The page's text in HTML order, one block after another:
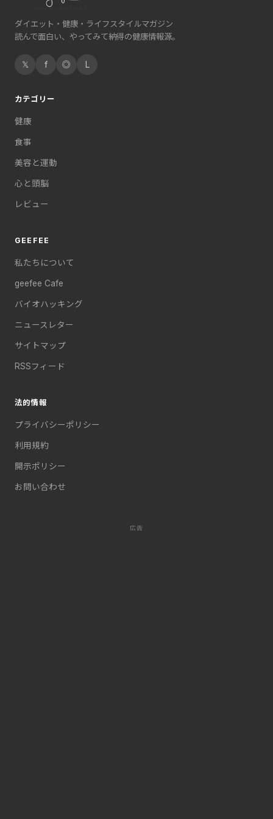
ダイエット・健康・ライフスタイルマガジン
読んで面白い、やってみて納得の健康情報源。
𝕏 f ◎ L
カテゴリー
健康
食事
美容と運動
心と頭脳
レビュー
GEEFEE
私たちについて
geefee Cafe
バイオハッキング
ニュースレター
サイトマップ
RSSフィード
法的情報
プライバシーポリシー
利用規約
開示ポリシー
お問い合わせ
広告